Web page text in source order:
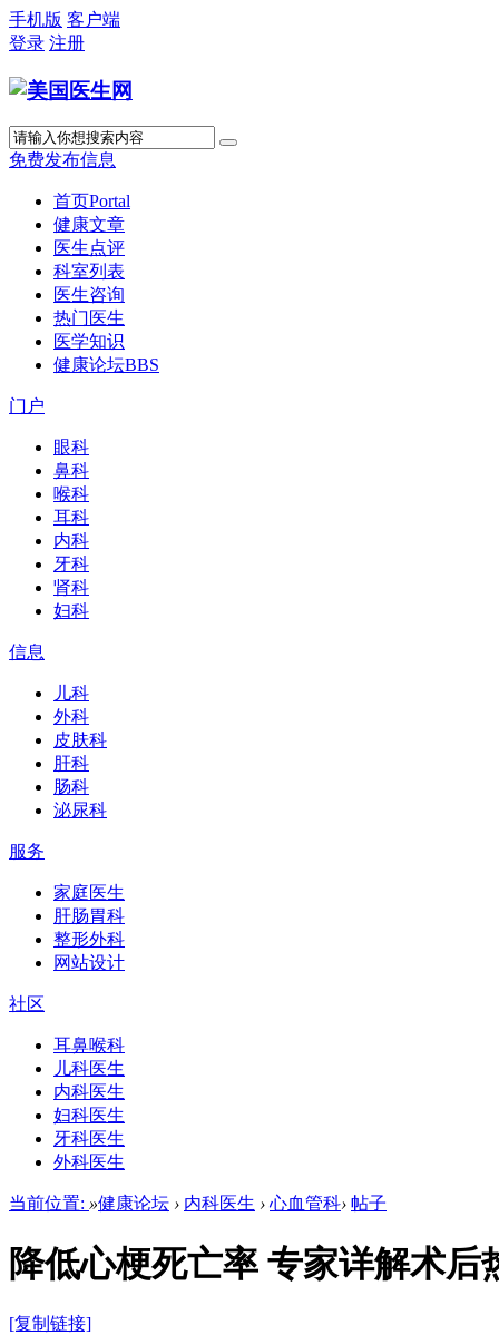
手机版 客户端
登录 注册
免费发布信息
首页Portal
健康文章
医生点评
科室列表
医生咨询
热门医生
医学知识
健康论坛BBS
门户
眼科
鼻科
喉科
耳科
内科
牙科
肾科
妇科
信息
儿科
外科
皮肤科
肝科
肠科
泌尿科
服务
家庭医生
肝肠胃科
整形外科
网站设计
社区
耳鼻喉科
儿科医生
内科医生
妇科医生
牙科医生
外科医生
当前位置: »健康论坛 › 内科医生 › 心血管科› 帖子
降低心梗死亡率 专家详解术后
[复制链接]